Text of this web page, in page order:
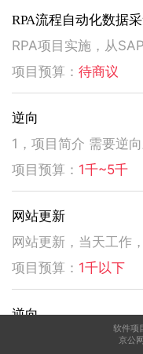
RPA流程自动化数据
项目预算： 待商议
逆向
项目预算： 1千~5千
网站更新
项目预算： 1千以下
逆向
软件项
京公